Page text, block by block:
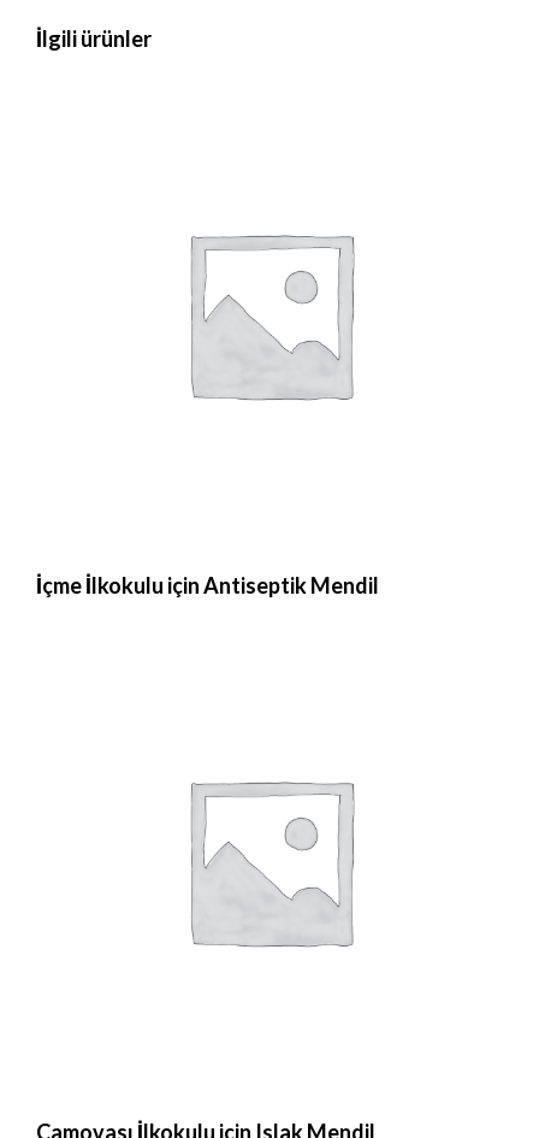
İlgili ürünler
İçme İlkokulu için Antiseptik Mendil
Çamovası İlkokulu için Islak Mendil